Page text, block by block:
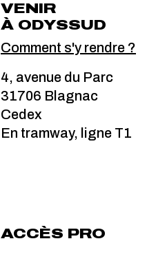
VENIR
À ODYSSUD
Comment s'y rendre ?
4, avenue du Parc
31706 Blagnac
Cedex
En tramway, ligne T1
ACCÈS PRO